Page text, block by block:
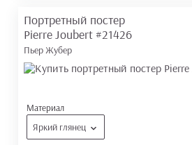
Портретный постер
Pierre Joubert #21426
Пьер Жубер
Материал
Яркий глянец